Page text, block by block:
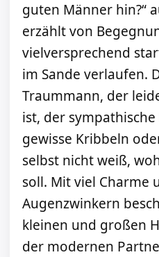
guten Männer hin?“
erzählt von
vielversprechend
im Sande verlaufen.
Traummann, der
ist, der
gewisse Kribbeln
selbst nicht weiß,
soll. Mit viel Charme
Augenzwinkern
kleinen und großen
der modernen